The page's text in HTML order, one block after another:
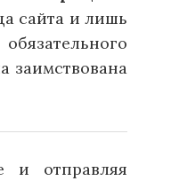
сайта и лишь
заимствована
и отправляя